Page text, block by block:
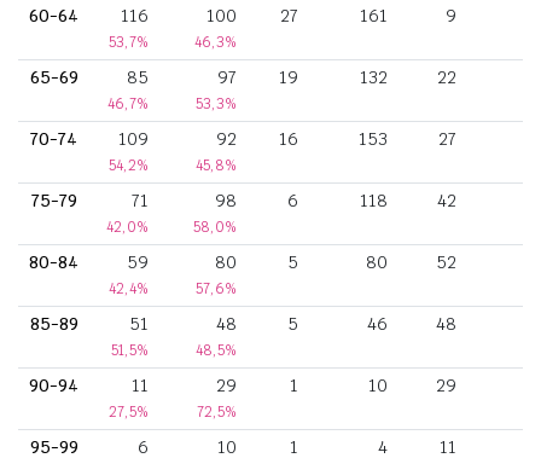
60-64 116
53,7%
100
46,3%
27 161 9
65-69 85
46,7%
97
53,3%
19 132 22
70-74 109
54,2%
92
45,8%
16 153 27
75-79 71
42,0%
98
58,0%
6 118 42
80-84 59
42,4%
80
57,6%
5 80 52
85-89 51
51,5%
48
48,5%
5 46 48
90-94 11
27,5%
29
72,5%
1 10 29
95-99 6 10 1 4 11